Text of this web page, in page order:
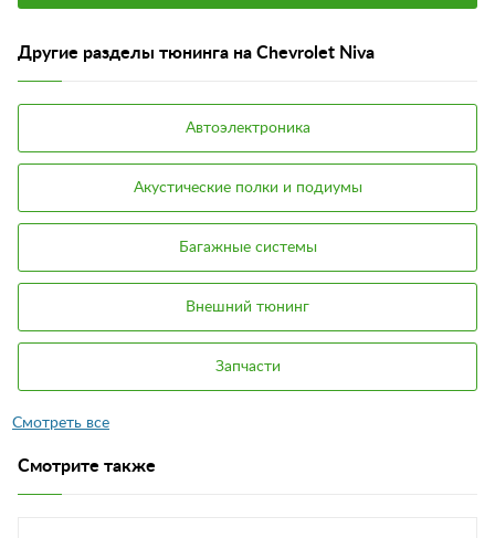
Другие разделы тюнинга на Chevrolet Niva
Автоэлектроника
Акустические полки и подиумы
Багажные системы
Внешний тюнинг
Запчасти
Смотрите также